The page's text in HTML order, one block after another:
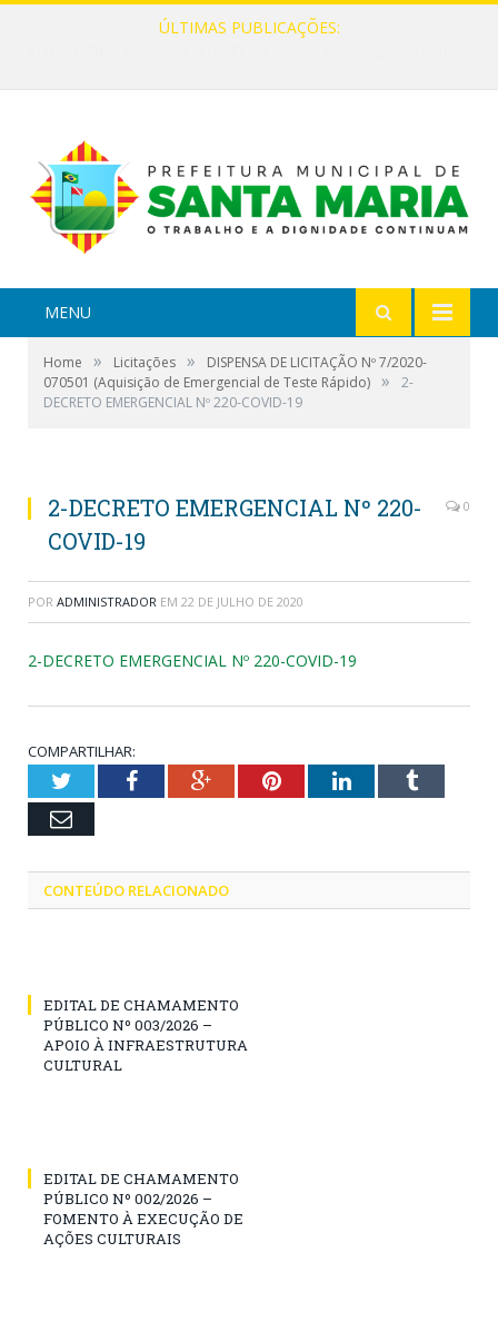
ÚLTIMAS PUBLICAÇÕES:
MENU
Home » Licitações »
DISPENSA DE LICITAÇÃO Nº 7/2020-
070501 (Aquisição de Emergencial de Teste Rápido) »
2-
DECRETO EMERGENCIAL Nº 220-COVID-19
2-DECRETO EMERGENCIAL Nº 220-
COVID-19
0
POR ADMINISTRADOR EM 22 DE JULHO DE 2020
2-DECRETO EMERGENCIAL Nº 220-COVID-19
COMPARTILHAR:
TwitterFacebookGoogle+PinterestLinkedInTumblr
Email
CONTEÚDO RELACIONADO
EDITAL DE CHAMAMENTO
PÚBLICO Nº 003/2026 –
APOIO À INFRAESTRUTURA
CULTURAL
EDITAL DE CHAMAMENTO
PÚBLICO Nº 002/2026 –
FOMENTO À EXECUÇÃO DE
AÇÕES CULTURAIS